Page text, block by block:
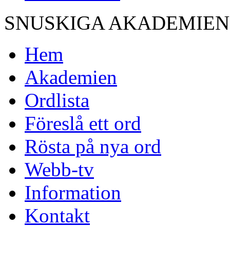
SNUSKIGA AKADEMIEN
Hem
Akademien
Ordlista
Föreslå ett ord
Rösta på nya ord
Webb-tv
Information
Kontakt